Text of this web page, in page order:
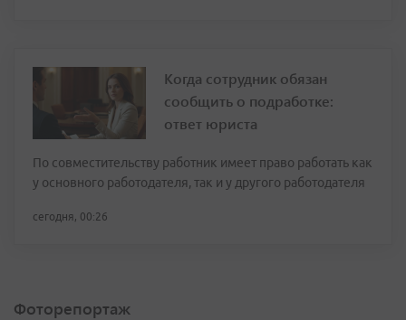
Когда сотрудник обязан
сообщить о подработке:
ответ юриста
По совместительству работник имеет право работать как
у основного работодателя, так и у другого работодателя
сегодня, 00:26
Фоторепортаж